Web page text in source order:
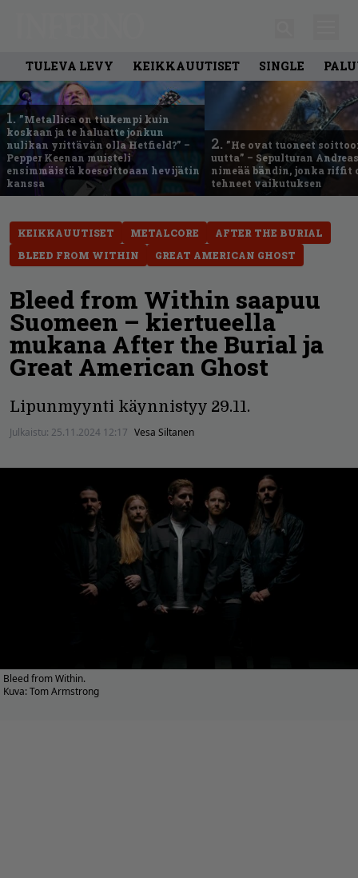
TULEVA LEVY KEIKKAUUTISET SINGLE
1. ”Metallica on tiukempi kuin
koskaan ja te haluatte jonkun
nulikan yrittävän olla Hetfield?” –
Pepper Keenan muisteli
ensimmäistä koesoittoaan hevijätin
kanssa
2. ”He ovat tuoneet
uutta” – Sepulturan
nimeää bändin, jonka riffit
tehneet vaikutuksen
KEIKKAUUTISET METALCORE
AFTER THE BURIAL
BLEED FROM WITHIN
GREAT AMERICAN GHOST
Bleed from Within saapuu
Suomeen – kiertueella
mukana After the Burial ja
Great American Ghost
Lipunmyynti käynnistyy 29.11.
Julkaistu: 25.11.2024 12:17 Vesa Siltanen
Bleed from Within.
Kuva: Tom Armstrong